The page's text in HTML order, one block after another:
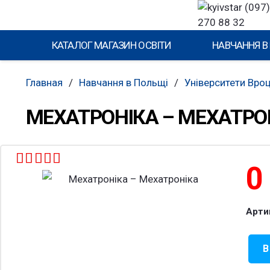
270 88 32
КАТАЛОГ МАГАЗИН ОСВІТИ НАВЧАННЯ
Главная / Навчання в Польщі / Університети
МЕХАТРОНІКА –
Оценка4.4из 5 0